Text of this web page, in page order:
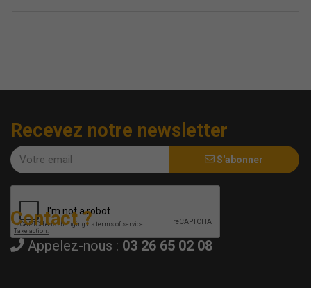
Recevez notre newsletter
S'abonner
Contact ?
Appelez-nous : 03 26 65 02 08